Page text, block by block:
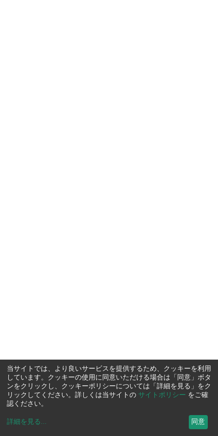
当サイトでは、より良いサービスを提供するため、クッキーを利用
しています。クッキーの使用に同意いただける場合は「同意」ボタ
ンをクリックし、クッキーポリシーについては「詳細を見る」をク
リックしてください。詳しくは当サイトの サイトポリシー をご確
認ください。
詳細を見る ... 同意